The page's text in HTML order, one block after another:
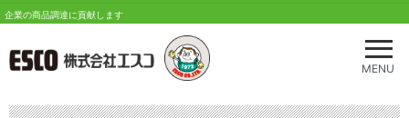
メ
ニ
MENU
企業の商品調達に貢献します